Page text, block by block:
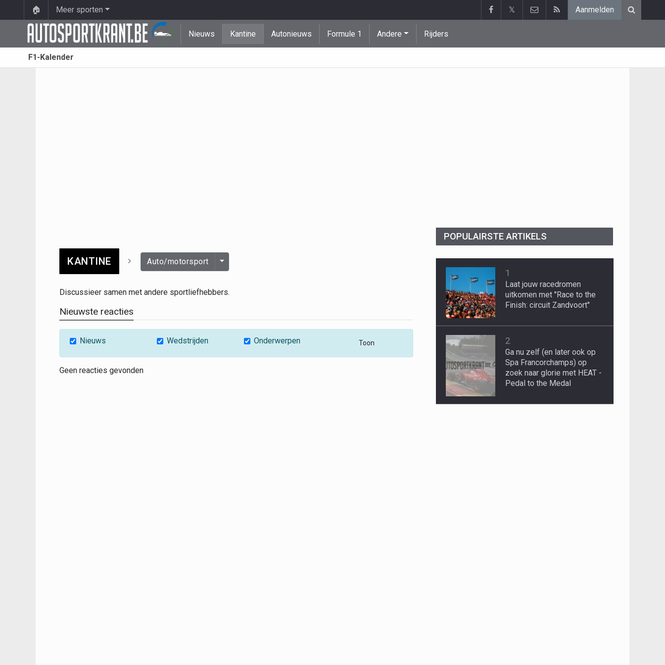
🏠 Meer sporten 𝕏 Aanmelden
Nieuws Kantine Autonieuws Formule 1 Andere Rijders
F1-Kalender
KANTINE Auto/motorsport Selecteer
Discussieer samen met andere sportliefhebbers.
Nieuwste reacties
Nieuws Wedstrijden Onderwerpen
Geen reacties gevonden
POPULAIRSTE ARTIKELS
1
Laat jouw racedromen
uitkomen met "Race to the
Finish: circuit Zandvoort"
2
Ga nu zelf (en later ook op
Spa Francorchamps) op
zoek naar glorie met HEAT -
Pedal to the Medal